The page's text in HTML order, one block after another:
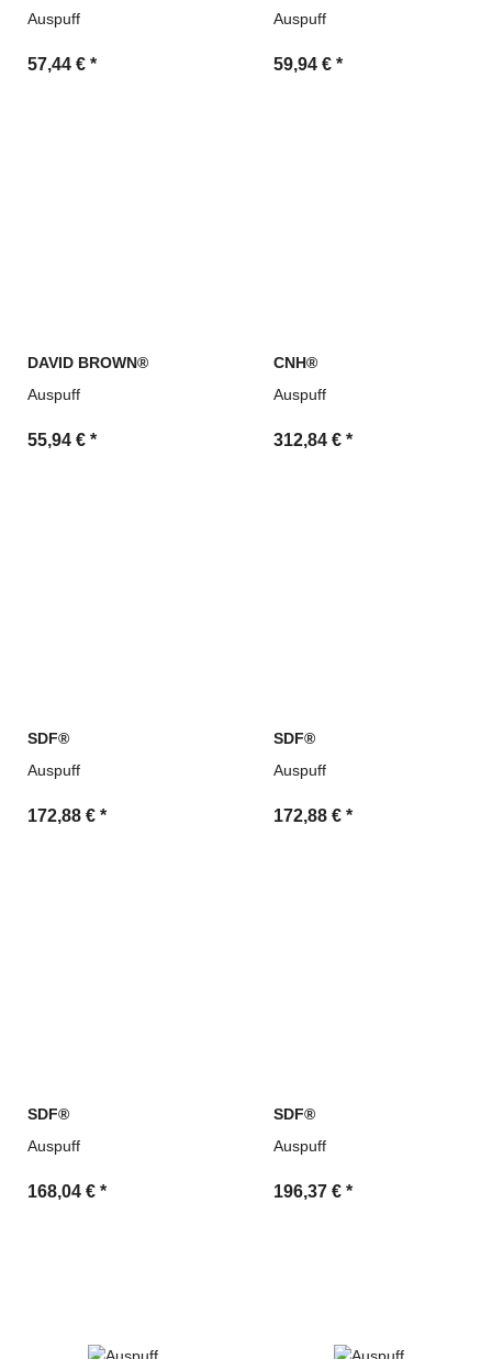
Auspuff
57,44 € *
Auspuff
59,94 € *
DAVID BROWN®
Auspuff
55,94 € *
CNH®
Auspuff
312,84 € *
SDF®
Auspuff
172,88 € *
SDF®
Auspuff
172,88 € *
SDF®
Auspuff
168,04 € *
SDF®
Auspuff
196,37 € *